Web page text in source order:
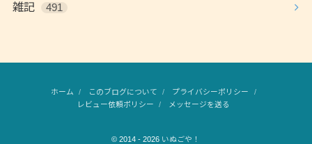
雑記 491
ホーム このブログについて
プライバシーポリシー
レビュー依頼ポリシー
メッセージを送る
© 2014 - 2026 いぬごや！